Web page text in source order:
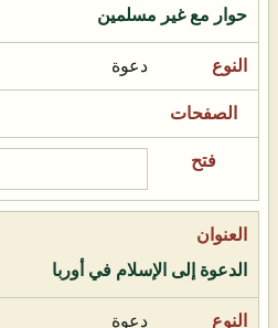
حوار مع غير مسلمين
دعوة
الدعوة إلى الإسلام في أوربا
دعوة